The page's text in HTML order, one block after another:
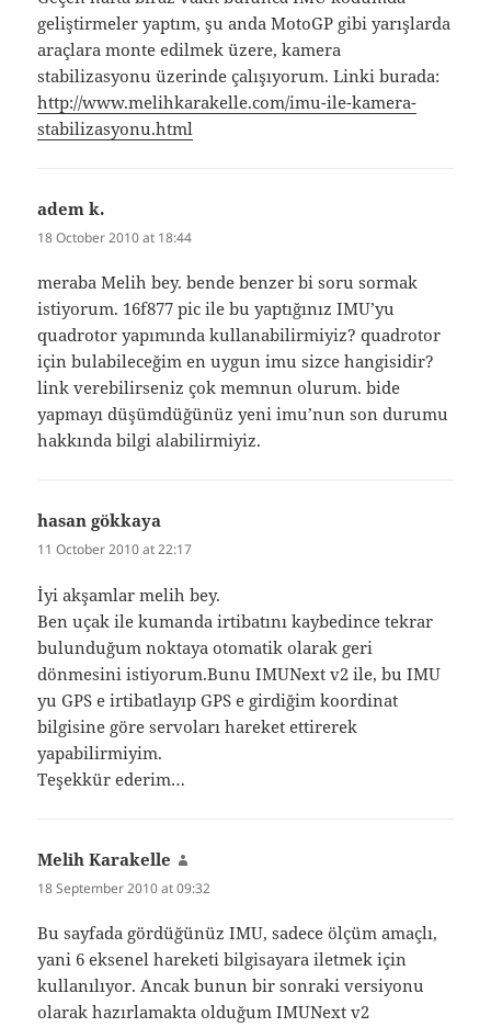
geliştirmeler yaptım, şu anda MotoGP gibi yarışlarda
araçlara monte edilmek üzere, kamera
stabilizasyonu üzerinde çalışıyorum. Linki burada:
http://www.melihkarakelle.com/imu-ile-kamera-
stabilizasyonu.html
adem k.
18 October 2010 at 18:44
meraba Melih bey. bende benzer bi soru sormak
istiyorum. 16f877 pic ile bu yaptığınız IMU’yu
quadrotor yapımında kullanabilirmiyiz? quadrotor
için bulabileceğim en uygun imu sizce hangisidir?
link verebilirseniz çok memnun olurum. bide
yapmayı düşümdüğünüz yeni imu’nun son durumu
hakkında bilgi alabilirmiyiz.
hasan gökkaya
11 October 2010 at 22:17
İyi akşamlar melih bey.
Ben uçak ile kumanda irtibatını kaybedince tekrar
bulunduğum noktaya otomatik olarak geri
dönmesini istiyorum.Bunu IMUNext v2 ile, bu IMU
yu GPS e irtibatlayıp GPS e girdiğim koordinat
bilgisine göre servoları hareket ettirerek
yapabilirmiyim.
Teşekkür ederim…
Melih Karakelle
18 September 2010 at 09:32
Bu sayfada gördüğünüz IMU, sadece ölçüm amaçlı,
yani 6 eksenel hareketi bilgisayara iletmek için
kullanılıyor. Ancak bunun bir sonraki versiyonu
olarak hazırlamakta olduğum IMUNext v2